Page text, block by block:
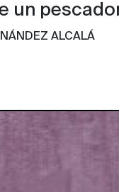
un
ALCALÁ